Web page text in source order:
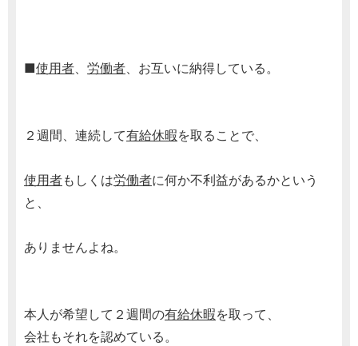
■使用者、 労働者、お互いに納得している。
２週間、連続して有給休暇を取ることで、
使用者もしくは労働者に何か不利益があるかという
と、
ありませんよね。
本人が希望して２週間の有給休暇を取って、
会社もそれを認めている。